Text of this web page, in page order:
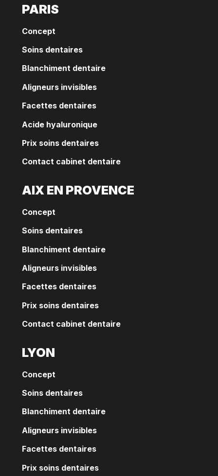
PARIS
Concept
Soins dentaires
Blanchiment dentaire
Aligneurs invisibles
Facettes dentaires
Acide hyaluronique
Prix soins dentaires
Contact cabinet dentaire
AIX EN PROVENCE
Concept
Soins dentaires
Blanchiment dentaire
Aligneurs invisibles
Facettes dentaires
Prix soins dentaires
Contact cabinet dentaire
LYON
Concept
Soins dentaires
Blanchiment dentaire
Aligneurs invisibles
Facettes dentaires
Prix soins dentaires